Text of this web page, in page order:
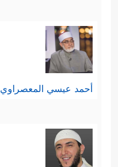
أحمد عيسي المعصراوي